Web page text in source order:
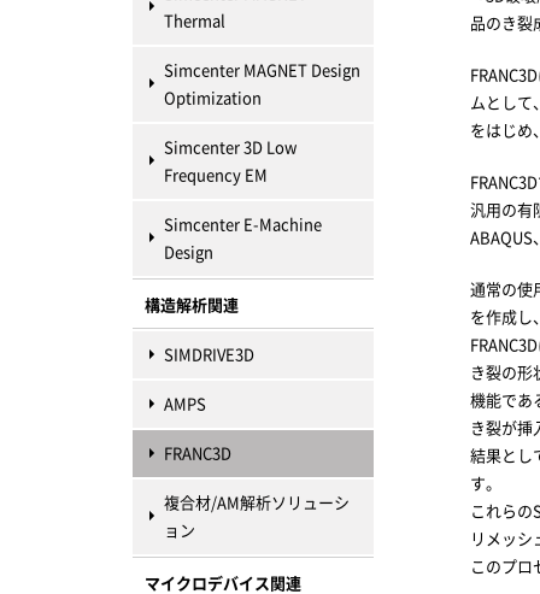
Thermal
Simcenter MAGNET Design
Optimization
Simcenter 3D Low
Frequency EM
Simcenter E-Machine
Design
構造解析関連
SIMDRIVE3D
AMPS
FRANC3D
複合材/AM解析ソリューシ
ョン
マイクロデバイス関連
品のき裂
ムとして
をはじめ
汎用の有
ABAQUS
通常の使
を作成し
き裂の形
機能であ
き裂が挿
結果とし
す。
これらの
リメッシ
このプロ